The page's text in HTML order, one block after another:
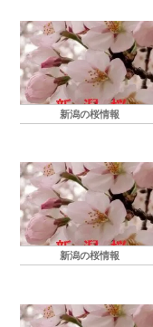
新潟の桜情報
新潟の桜情報